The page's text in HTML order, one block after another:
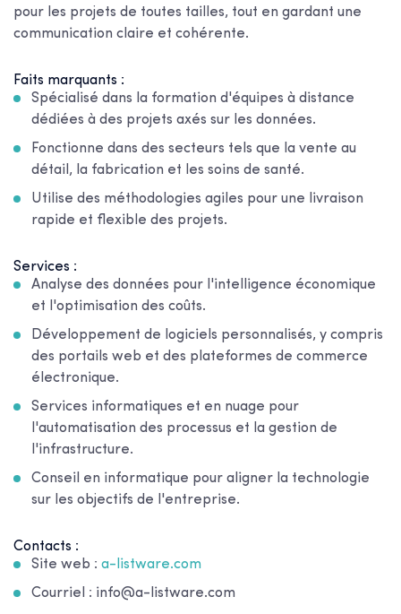
pour les projets de toutes tailles, tout en gardant une
communication claire et cohérente.
Faits marquants :
Spécialisé dans la formation d'équipes à distance
dédiées à des projets axés sur les données.
Fonctionne dans des secteurs tels que la vente au
détail, la fabrication et les soins de santé.
Utilise des méthodologies agiles pour une livraison
rapide et flexible des projets.
Services :
Analyse des données pour l'intelligence économique
et l'optimisation des coûts.
Développement de logiciels personnalisés, y compris
des portails web et des plateformes de commerce
électronique.
Services informatiques et en nuage pour
l'automatisation des processus et la gestion de
l'infrastructure.
Conseil en informatique pour aligner la technologie
sur les objectifs de l'entreprise.
Contacts :
Site web : a-listware.com
Courriel : info@a-listware.com